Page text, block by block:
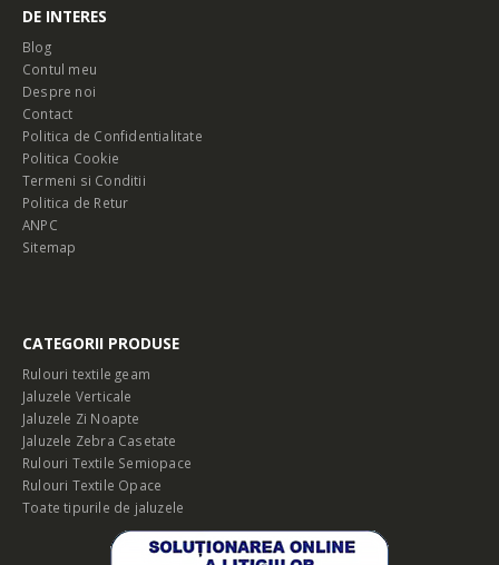
DE INTERES
Blog
Contul meu
Despre noi
Contact
Politica de Confidentialitate
Politica Cookie
Termeni si Conditii
Politica de Retur
ANPC
Sitemap
CATEGORII PRODUSE
Rulouri textile geam
Jaluzele Verticale
Jaluzele Zi Noapte
Jaluzele Zebra Casetate
Rulouri Textile Semiopace
Rulouri Textile Opace
Toate tipurile de jaluzele